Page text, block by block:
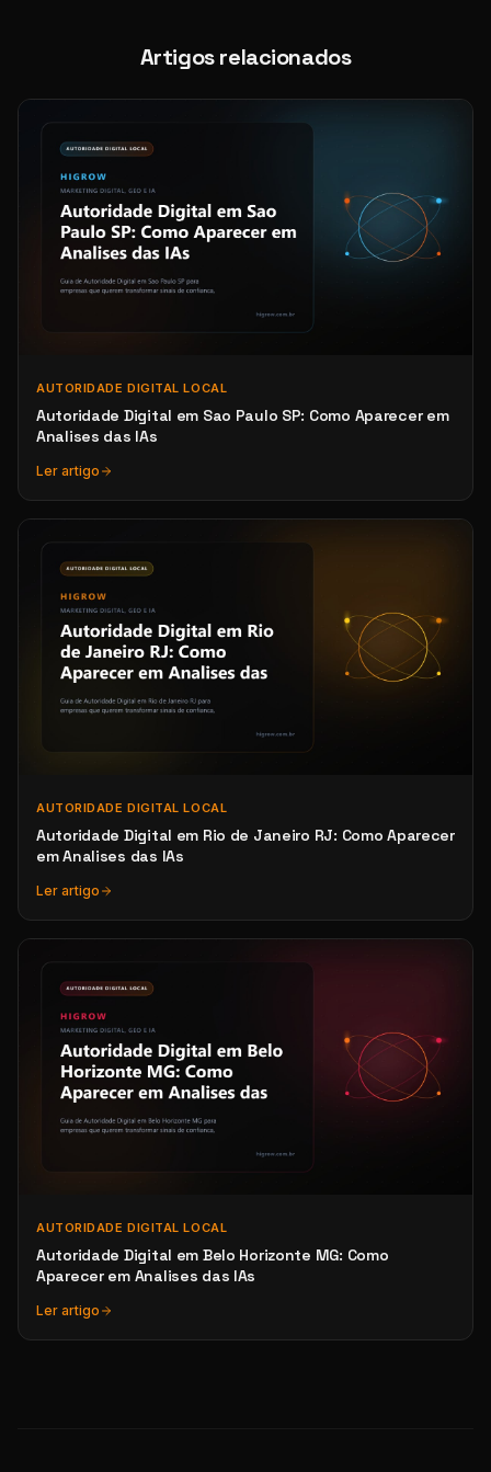
Artigos relacionados
AUTORIDADE DIGITAL LOCAL
Autoridade Digital em Sao Paulo SP: Como Aparecer em
Analises das IAs
Ler artigo
AUTORIDADE DIGITAL LOCAL
Autoridade Digital em Rio de Janeiro RJ: Como Aparecer
em Analises das IAs
Ler artigo
AUTORIDADE DIGITAL LOCAL
Autoridade Digital em Belo Horizonte MG: Como
Aparecer em Analises das IAs
Ler artigo